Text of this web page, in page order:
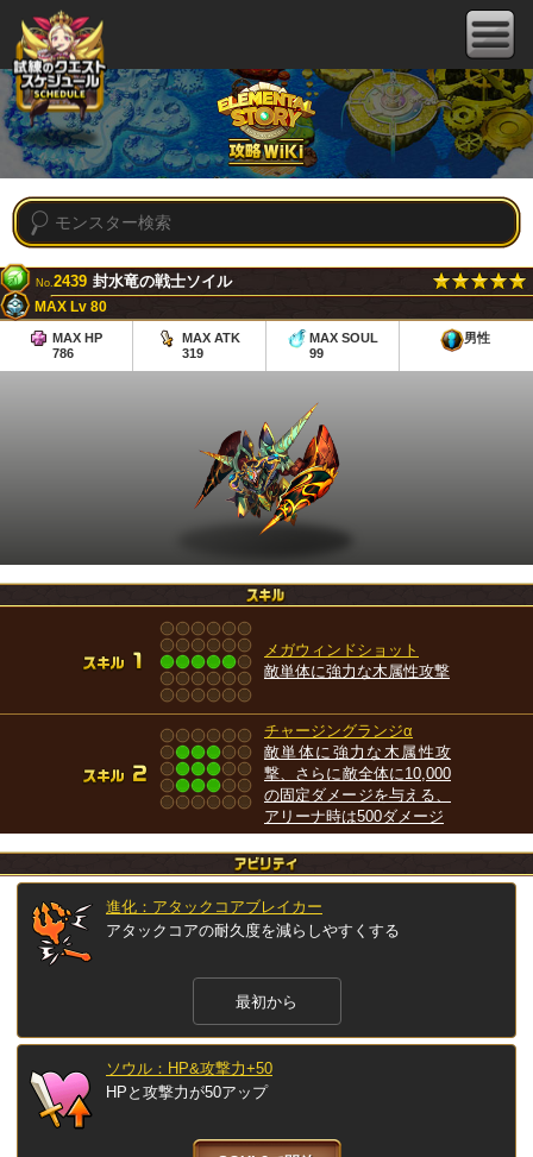
No.2439 封水竜の戦士ソイル
MAX Lv 80
MAX HP
786
MAX ATK
319
MAX SOUL
99
男性
メガウィンドショット
敵単体に強力な木属性攻撃
チャージングランジα
敵単体に強力な木属性攻
撃、さらに敵全体に10,000
の固定ダメージを与える、
アリーナ時は500ダメージ
進化：アタックコアブレイカー
アタックコアの耐久度を減らしやすくする
最初から
ソウル：HP&攻撃力+50
HPと攻撃力が50アップ